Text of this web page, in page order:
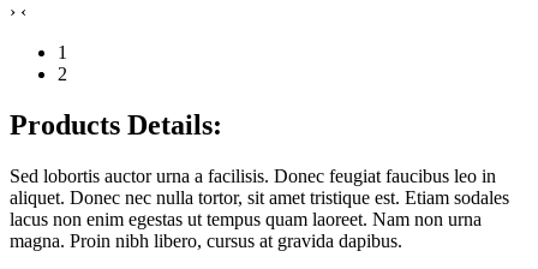
› ‹
1
2
Products Details:
Sed lobortis auctor urna a facilisis. Donec feugiat faucibus leo in
aliquet. Donec nec nulla tortor, sit amet tristique est. Etiam sodales
lacus non enim egestas ut tempus quam laoreet. Nam non urna
magna. Proin nibh libero, cursus at gravida dapibus.